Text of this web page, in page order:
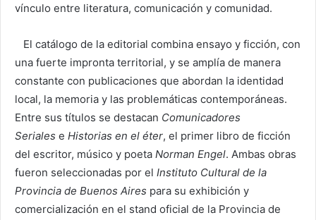
vínculo entre literatura, comunicación y comunidad.
El catálogo de la editorial combina ensayo y ficción, con
una fuerte impronta territorial, y se amplía de manera
constante con publicaciones que abordan la identidad
local, la memoria y las problemáticas contemporáneas.
Entre sus títulos se destacan Comunicadores
Seriales e Historias en el éter, el primer libro de ficción
del escritor, músico y poeta Norman Engel. Ambas obras
fueron seleccionadas por el Instituto Cultural de la
Provincia de Buenos Aires para su exhibición y
comercialización en el stand oficial de la Provincia de